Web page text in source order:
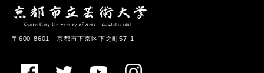
〒600-8601 京都市下京区下之町57-1